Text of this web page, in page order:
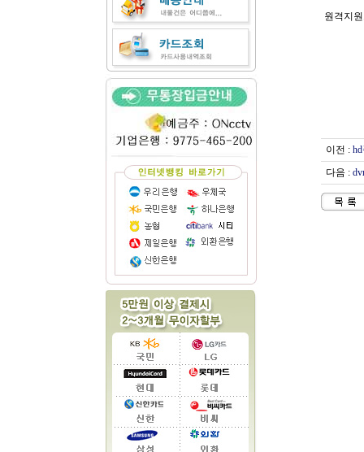
원격지
이전 :
다음 :